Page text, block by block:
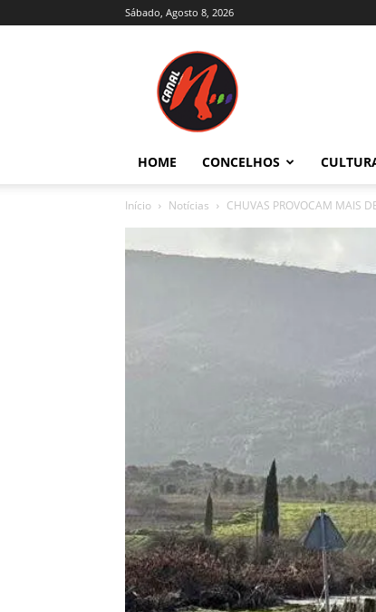
Sábado, Agosto 8, 2026
Trás-
e
Alto
HOME CONCELHOS
Início Notícias CHUVAS PROVOCAM MAIS